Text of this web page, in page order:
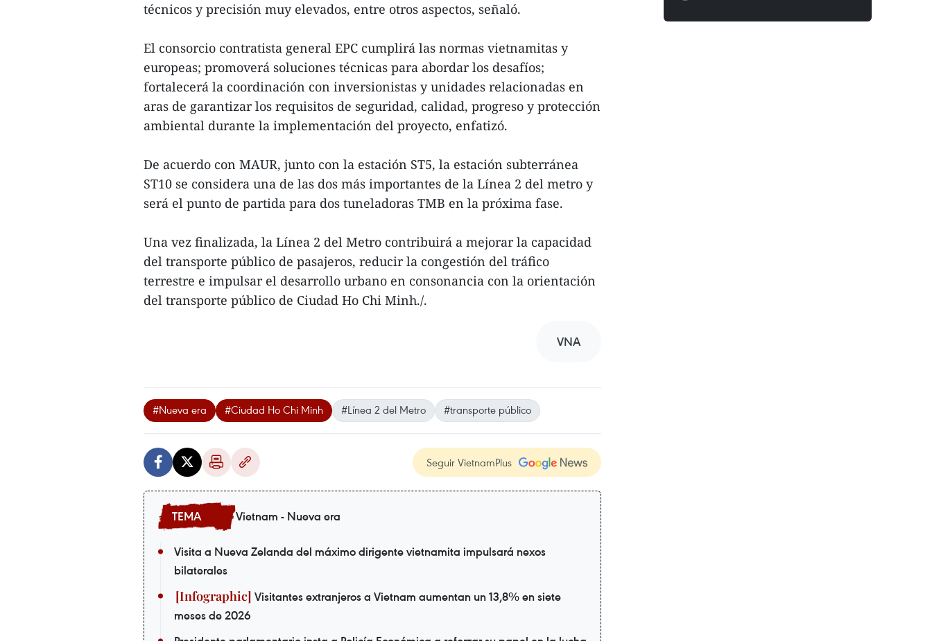
técnicos y precisión muy elevados, entre otros aspectos, señaló.
El consorcio contratista general EPC cumplirá las normas vietnamitas y
europeas; promoverá soluciones técnicas para abordar los desafíos;
fortalecerá la coordinación con inversionistas y unidades relacionadas en
aras de garantizar los requisitos de seguridad, calidad, progreso y protección
ambiental durante la implementación del proyecto, enfatizó.
De acuerdo con MAUR, junto con la estación ST5, la estación subterránea
ST10 se considera una de las dos más importantes de la Línea 2 del metro y
será el punto de partida para dos tuneladoras TMB en la próxima fase.
Una vez finalizada, la Línea 2 del Metro contribuirá a mejorar la capacidad
del transporte público de pasajeros, reducir la congestión del tráfico
terrestre e impulsar el desarrollo urbano en consonancia con la orientación
del transporte público de Ciudad Ho Chi Minh./.
VNA
#Nueva era #Ciudad Ho Chi Minh #Línea 2 del Metro #transporte público
Seguir VietnamPlus
Vietnam - Nueva era
Visita a Nueva Zelanda del máximo dirigente vietnamita impulsará nexos
bilaterales
Visitantes extranjeros a Vietnam aumentan un 13,8% en siete
meses de 2026